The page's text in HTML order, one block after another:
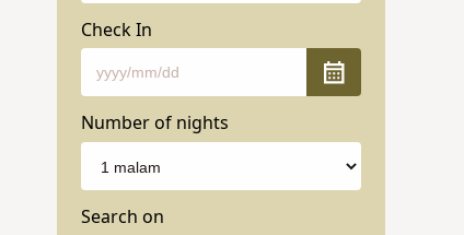
Check In
Number of nights
Search on